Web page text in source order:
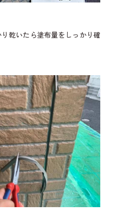
乾いたら塗布量をしっかり確